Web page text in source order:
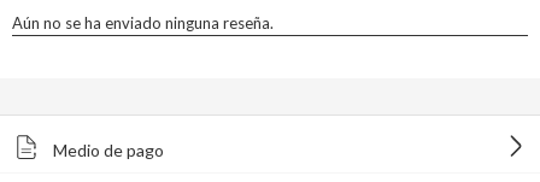
Medio de pago